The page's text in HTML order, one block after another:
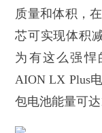
质量和体积，
芯可实现体积
为有这么强悍
AION LX Plus
包电池能量可达